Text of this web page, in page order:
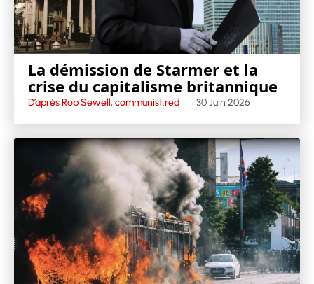
La démission de Starmer et la
crise du capitalisme britannique
D’après Rob Sewell, communist.red 30 Juin 2026